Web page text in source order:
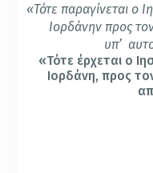
«Τότε παραγίνεται ο
Ιορδάνην προς
υπ’
«Τότε έρχεται ο
Ιορδάνη, προς